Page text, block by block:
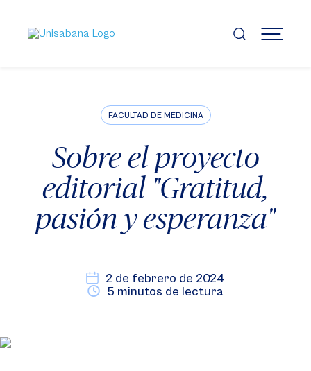
contenido
principal
MENÚ
FACULTAD DE MEDICINA
Sobre el proyecto
editorial "Gratitud,
pasión y esperanza"
2 de febrero de 2024
5 minutos de lectura